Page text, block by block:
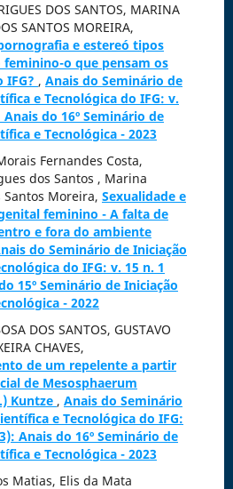
DOS SANTOS, MARINA
SANTOS MOREIRA,
e estereó tipos
o que pensam os
IFG? , Anais do Seminário de
e Tecnológica do IFG: v.
Anais do 16º Seminário de
e Tecnológica - 2023
Fernandes Costa,
dos Santos , Marina
Santos Moreira, Sexualidade e
feminino - A falta de
e fora do ambiente
do Seminário de Iniciação
do IFG: v. 15 n. 1
15º Seminário de Iniciação
- 2022
DOS SANTOS, GUSTAVO
CHAVES,
de um repelente a partir
de Mesosphaerum
Kuntze , Anais do Seminário
e Tecnológica do IFG:
Anais do 16º Seminário de
e Tecnológica - 2023
Matias, Elis da Mata